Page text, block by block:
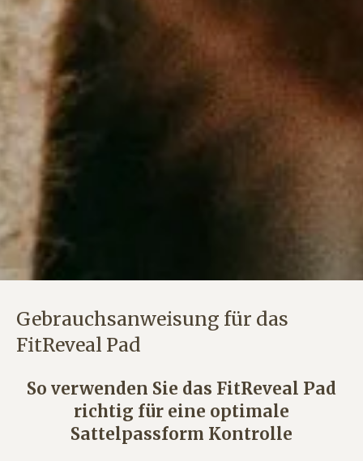
Gebrauchsanweisung für das
FitReveal Pad
So verwenden Sie das FitReveal Pad
richtig für eine optimale
Sattelpassform Kontrolle